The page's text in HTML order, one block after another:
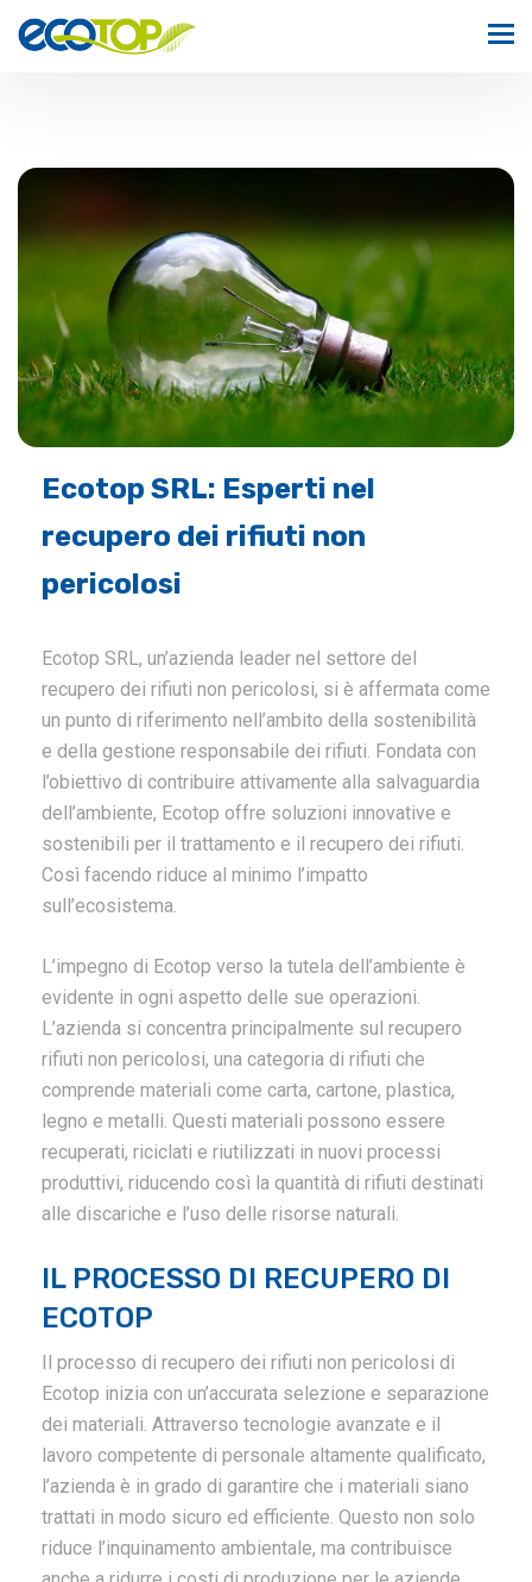
Ecotop SRL: Esperti nel
recupero dei rifiuti non
pericolosi
Ecotop SRL, un’azienda leader nel settore del
recupero dei rifiuti non pericolosi, si è affermata come
un punto di riferimento nell’ambito della sostenibilità
e della gestione responsabile dei rifiuti. Fondata con
l’obiettivo di contribuire attivamente alla salvaguardia
dell’ambiente, Ecotop offre soluzioni innovative e
sostenibili per il trattamento e il recupero dei rifiuti.
Così facendo riduce al minimo l’impatto
sull’ecosistema.
L’impegno di Ecotop verso la tutela dell’ambiente è
evidente in ogni aspetto delle sue operazioni.
L’azienda si concentra principalmente sul recupero
rifiuti non pericolosi, una categoria di rifiuti che
comprende materiali come carta, cartone, plastica,
legno e metalli. Questi materiali possono essere
recuperati, riciclati e riutilizzati in nuovi processi
produttivi, riducendo così la quantità di rifiuti destinati
alle discariche e l’uso delle risorse naturali.
IL PROCESSO DI RECUPERO DI
ECOTOP
Il processo di recupero dei rifiuti non pericolosi di
Ecotop inizia con un’accurata selezione e separazione
dei materiali. Attraverso tecnologie avanzate e il
lavoro competente di personale altamente qualificato,
l’azienda è in grado di garantire che i materiali siano
trattati in modo sicuro ed efficiente. Questo non solo
riduce l’inquinamento ambientale, ma contribuisce